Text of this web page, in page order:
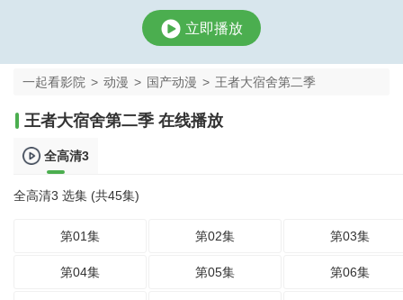
立即播放
一起看影院 > 动漫 > 国产动漫 > 王者大宿舍第二季
王者大宿舍第二季 在线播放
全高清3
全高清3 选集 (共45集)
第01集 第02集 第03集
第04集 第05集 第06集